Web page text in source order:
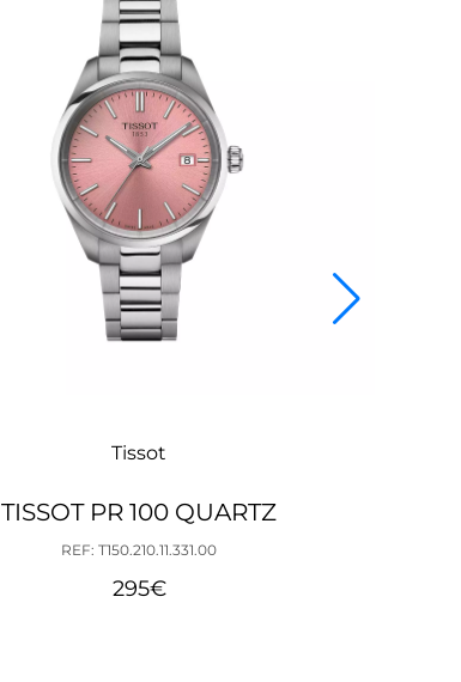
Tissot
TISSOT PR 100 QUARTZ
REF: T150.210.11.331.00
295€